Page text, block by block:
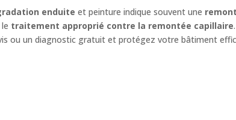
enduite et peinture indique souvent une
traitement approprié contre la remontée capillaire
ou un diagnostic gratuit et protégez votre bâtiment